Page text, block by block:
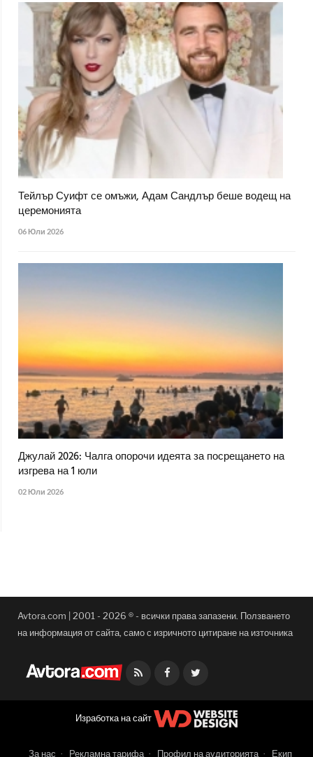
Тейлър Суифт се омъжи, Адам Сандлър беше водещ на
церемонията
06 Юли 2026
Джулай 2026: Чалга опорочи идеята за посрещането на
изгрева на 1 юли
02 Юли 2026
Avtora.com | 2001 - 2026 ® - всички права запазени. Ползването
на информация от сайта, само с изричното цитиране на източника
Facebook
Изработка на сайт
За нас Рекламна тарифа Профил на аудиторията Екип